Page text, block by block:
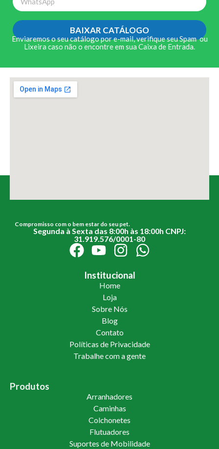
BAIXAR CATÁLOGO
Enviaremos o seu catálogo por e-mail, verifique seu Spam ou
Lixeira caso não o encontre em sua Caixa de Entrada.
Compromisso com o bem estar do seu pet.
Segunda à Sexta das 8:00h às 18:00h CNPJ:
31.919.576/0001-80
Institucional
Home
Loja
Sobre Nós
Blog
Contato
Políticas de Privacidade
Trabalhe com a gente
Produtos
Arranhadores
Caminhas
Colchonetes
Flutuadores
Suportes de Mobilidade